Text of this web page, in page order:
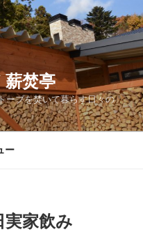
薪焚亭
ーブを焚いて暮らす日々の
ー
実家飲み